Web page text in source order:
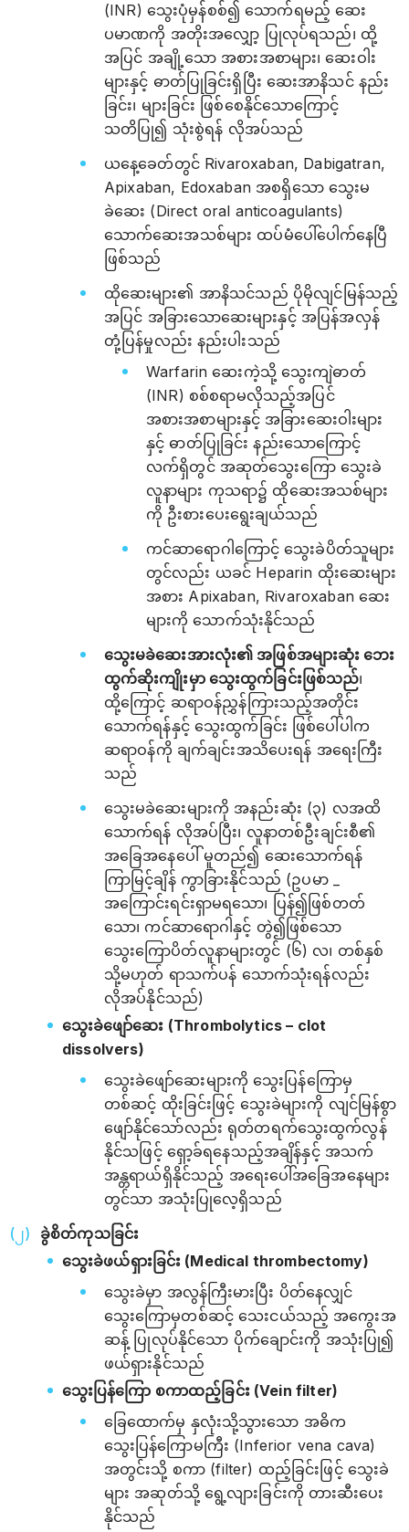
(INR) သွေးပုံမှန်စစ်၍ သောက်ရမည့် ဆေး
ပမာဏကို အတိုးအလျှော့ ပြုလုပ်ရသည်၊ ထို့
အပြင် အချို့သော အစားအစာများ၊ ဆေးဝါး
များနှင့် ဓာတ်ပြုခြင်းရှိပြီး ဆေးအာနိသင် နည်း
ခြင်း၊ များခြင်း ဖြစ်စေနိုင်သောကြောင့်
သတိပြု၍ သုံးစွဲရန် လိုအပ်သည်
ယနေ့ခေတ်တွင် Rivaroxaban, Dabigatran,
Apixaban, Edoxaban အစရှိသော သွေးမ
ခဲ‌ဆေး (Direct oral anticoagulants)
သောက်ဆေးအသစ်များ ထပ်မံပေါ်ပေါက်နေပြီ
ဖြစ်သည်
ထိုဆေးများ၏ အာနိသင်သည် ပိုမိုလျင်မြန်သည့်
အပြင် အခြားသောဆေးများနှင့် အပြန်အလှန်
တုံ့ပြန်မှုလည်း နည်းပါးသည်
Warfarin ဆေးကဲ့သို့ သွေးကျဲဓာတ်
(INR) စစ်စရာမလိုသည့်အပြင်
အစားအစာများနှင့် အခြားဆေးဝါးများ
နှင့် ဓာတ်ပြုခြင်း နည်းသောကြောင့်
လက်ရှိတွင် အဆုတ်သွေးကြော သွေးခဲ
လူနာများ ကုသရာ၌ ထိုဆေးအသစ်များ
ကို ဦးစားပေးရွေးချယ်သည်
ကင်ဆာရောဂါကြောင့် သွေးခဲပိတ်သူများ
တွင်လည်း ယခင် Heparin ထိုးဆေးများ
အစား Apixaban, Rivaroxaban ဆေး
များကို သောက်သုံးနိုင်သည်
သွေးမခဲဆေးအားလုံး၏ အဖြစ်အများဆုံး ဘေး
ထွက်ဆိုးကျိုးမှာ သွေးထွက်ခြင်းဖြစ်သည်၊
ထို့ကြောင့် ဆရာဝန်ညွှန်ကြားသည့်အတိုင်း
သောက်ရန်နှင့် သွေးထွက်ခြင်း ဖြစ်ပေါ်ပါက
ဆရာဝန်ကို ချက်ချင်းအသိပေးရန် အရေးကြီး
သည်
သွေးမခဲဆေးများကို အနည်းဆုံး (၃) လအထိ
သောက်ရန် လိုအပ်ပြီး၊ လူနာတစ်ဦးချင်းစီ၏
အခြေအနေပေါ် မူတည်၍ ဆေးသောက်ရန်
ကြာမြင့်ချိန် ကွာခြားနိုင်သည် (ဥပမာ _
အကြောင်းရင်းရှာမရသော၊ ပြန်၍ဖြစ်တတ်
သော၊ ကင်ဆာရောဂါနှင့် တွဲ၍ဖြစ်သော
သွေးကြောပိတ်လူနာများတွင် (၆) လ၊ တစ်နှစ်
သို့မဟုတ် ရာသက်ပန် သောက်သုံးရန်လည်း
လိုအပ်နိုင်သည်)
သွေးခဲဖျော်ဆေး (Thrombolytics – clot
dissolvers)
သွေးခဲဖျော်ဆေးများကို သွေးပြန်ကြောမှ
တစ်ဆင့် ထိုးခြင်းဖြင့် သွေးခဲများကို လျင်မြန်စွာ
ဖျော်နိုင်သော်လည်း ရုတ်တရက်သွေးထွက်လွန်
နိုင်သဖြင့် ရှော့ခ်ရနေသည့်အချိန်နှင့် အသက်
အန္တရာယ်ရှိနိုင်သည့် အ‌ရေးပေါ်အခြေအနေများ
တွင်သာ အသုံးပြုလေ့ရှိသည်
ခွဲစိတ်ကုသခြင်း
သွေးခဲဖယ်ရှားခြင်း (Medical thrombectomy)
သွေးခဲမှာ အလွန်ကြီးမားပြီး ပိတ်နေလျှင်
သွေးကြောမှတစ်ဆင့် သေးငယ်သည့် အကွေးအ
ဆန့် ပြုလုပ်နိုင်သော ပိုက်ချောင်းကို အသုံးပြု၍
ဖယ်ရှားနိုင်သည်
သွေးပြန်ကြော စကာထည့်ခြင်း (Vein filter)
ခြေထောက်မှ နှလုံးသို့သွားသော အဓိက
သွေးပြန်ကြောမကြီး (Inferior vena cava)
အတွင်းသို့ စကာ (filter) ထည့်ခြင်းဖြင့် သွေးခဲ
များ အဆုတ်သို့ ‌ရွေ့လျားခြင်းကို တားဆီးပေး
နိုင်သည်